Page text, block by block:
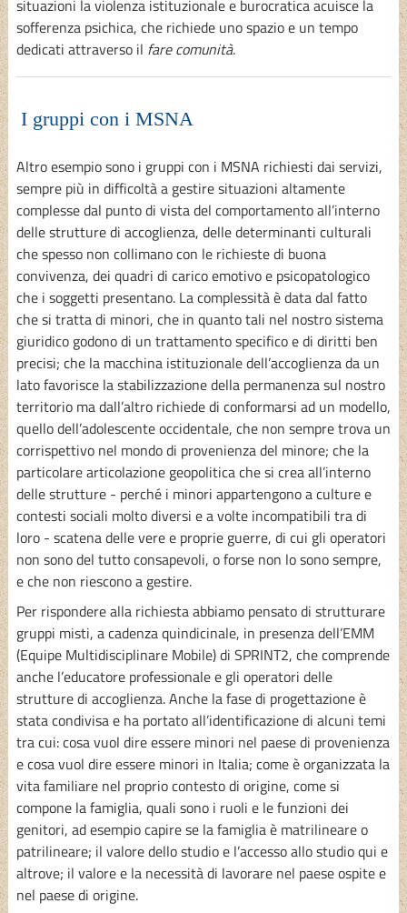
situazioni la violenza istituzionale e burocratica acuisce la
sofferenza psichica, che richiede uno spazio e un tempo
dedicati attraverso il fare comunità.
I gruppi con i MSNA
Altro esempio sono i gruppi con i MSNA richiesti dai servizi,
sempre più in difficoltà a gestire situazioni altamente
complesse dal punto di vista del comportamento all’interno
delle strutture di accoglienza, delle determinanti culturali
che spesso non collimano con le richieste di buona
convivenza, dei quadri di carico emotivo e psicopatologico
che i soggetti presentano. La complessità è data dal fatto
che si tratta di minori, che in quanto tali nel nostro sistema
giuridico godono di un trattamento specifico e di diritti ben
precisi; che la macchina istituzionale dell’accoglienza da un
lato favorisce la stabilizzazione della permanenza sul nostro
territorio ma dall’altro richiede di conformarsi ad un modello,
quello dell’adolescente occidentale, che non sempre trova un
corrispettivo nel mondo di provenienza del minore; che la
particolare articolazione geopolitica che si crea all’interno
delle strutture - perché i minori appartengono a culture e
contesti sociali molto diversi e a volte incompatibili tra di
loro - scatena delle vere e proprie guerre, di cui gli operatori
non sono del tutto consapevoli, o forse non lo sono sempre,
e che non riescono a gestire.
Per rispondere alla richiesta abbiamo pensato di strutturare
gruppi misti, a cadenza quindicinale, in presenza dell’EMM
(Equipe Multidisciplinare Mobile) di SPRINT2, che comprende
anche l’educatore professionale e gli operatori delle
strutture di accoglienza. Anche la fase di progettazione è
stata condivisa e ha portato all’identificazione di alcuni temi
tra cui: cosa vuol dire essere minori nel paese di provenienza
e cosa vuol dire essere minori in Italia; come è organizzata la
vita familiare nel proprio contesto di origine, come si
compone la famiglia, quali sono i ruoli e le funzioni dei
genitori, ad esempio capire se la famiglia è matrilineare o
patrilineare; il valore dello studio e l’accesso allo studio qui e
altrove; il valore e la necessità di lavorare nel paese ospite e
nel paese di origine.